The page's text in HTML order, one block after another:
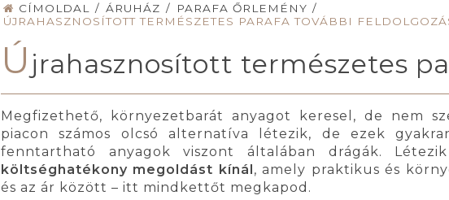
CÍMOLDAL / ÁRUHÁZ / PARAFA ŐRLEMÉNY /
ÚJRAHASZNOSÍTOTT TERMÉSZETES PARAFA TOVÁBBI
Ú jrahasznosított természetes
Megfizethető, környezetbarát anyagot keresel, de nem
piacon számos olcsó alternatíva létezik, de ezek
fenntartható anyagok viszont általában drágák.
költséghatékony megoldást kínál, amely praktikus és
és az ár között – itt mindkettőt megkapod.